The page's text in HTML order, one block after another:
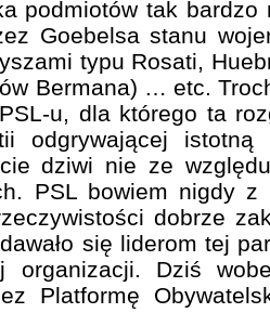
podmiotów tak bardzo
Goebelsa stanu
typu Rosati,
Bermana) … etc.
u, dla którego ta
odgrywającej
dziwi nie ze
PSL bowiem nigdy z
dobrze
się liderom tej
organizacji. Dziś
Platformę